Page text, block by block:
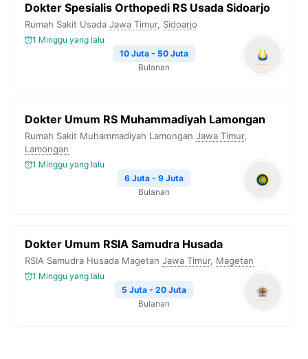
Dokter Spesialis Orthopedi RS Usada Sidoarjo
Rumah Sakit Usada Jawa Timur, Sidoarjo
1 Minggu yang lalu
10 Juta - 50 Juta
Bulanan
Dokter Umum RS Muhammadiyah Lamongan
Rumah Sakit Muhammadiyah Lamongan Jawa Timur,
Lamongan
1 Minggu yang lalu
6 Juta - 9 Juta
Bulanan
Dokter Umum RSIA Samudra Husada
RSIA Samudra Husada Magetan Jawa Timur, Magetan
1 Minggu yang lalu
5 Juta - 20 Juta
Bulanan